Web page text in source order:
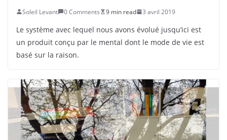
Soleil Levant 0 Comments 9 min read 3 avril 2019
Le système avec lequel nous avons évolué jusqu’ici est
un produit conçu par le mental dont le mode de vie est
basé sur la raison.